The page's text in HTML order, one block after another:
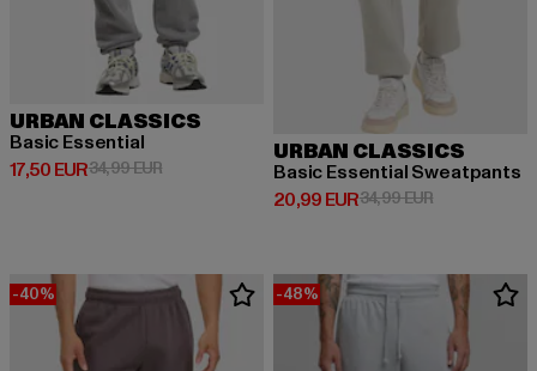
URBAN CLASSICS
Basic Essential
17,50 EUR
Derzeitiger Preis: 17,50 EUR
34,99 EURAktionspreis: 34,99 EUR
URBAN CLASSICS
Basic Essential Sweatpants
20,99 EUR
Derzeitiger Preis: 20,99 EUR
34,99 EURAktionspreis:
-40% -48%